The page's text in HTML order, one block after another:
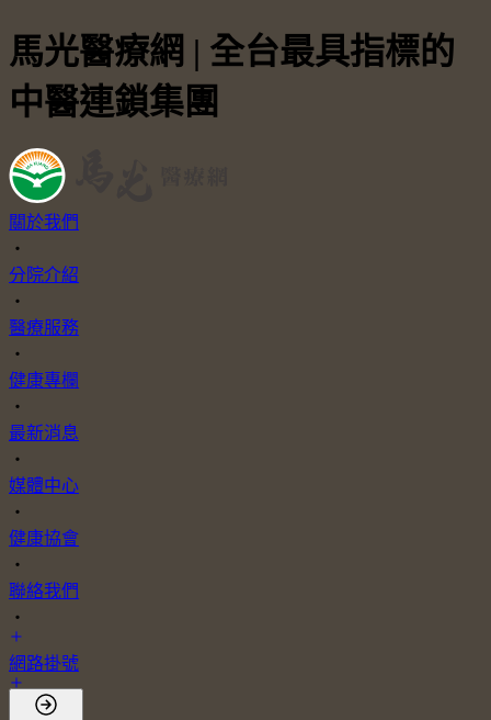
馬光醫療網 | 全台最具指標的
中醫連鎖集團
關於我們
・
分院介紹
・
醫療服務
・
健康專欄
・
最新消息
・
媒體中心
・
健康協會
・
聯絡我們
・
網路掛號
會員登入